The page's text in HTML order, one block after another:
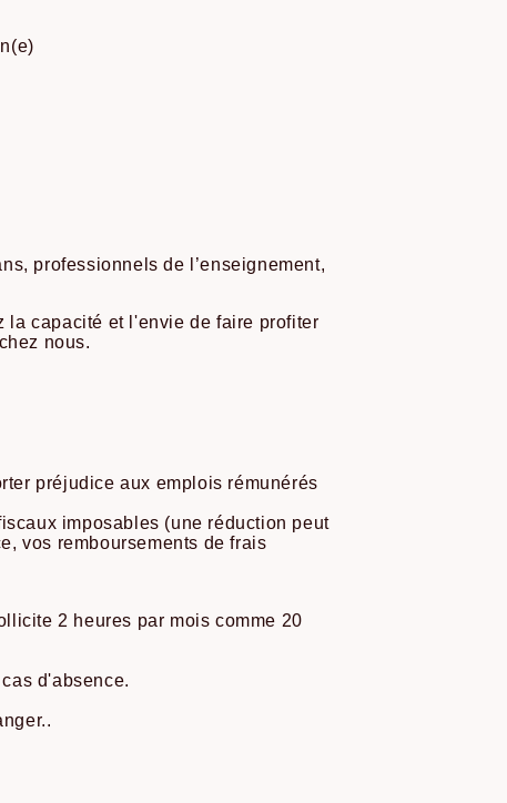
professionnels de l’enseignement,
la capacité et l'envie de faire profiter
nous.
préjudice aux emplois rémunérés
imposables (une réduction peut
vos remboursements de frais
2 heures par mois comme 20
d'absence.